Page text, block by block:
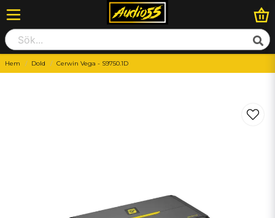
Hem Dold Cerwin Vega - S9750.1D